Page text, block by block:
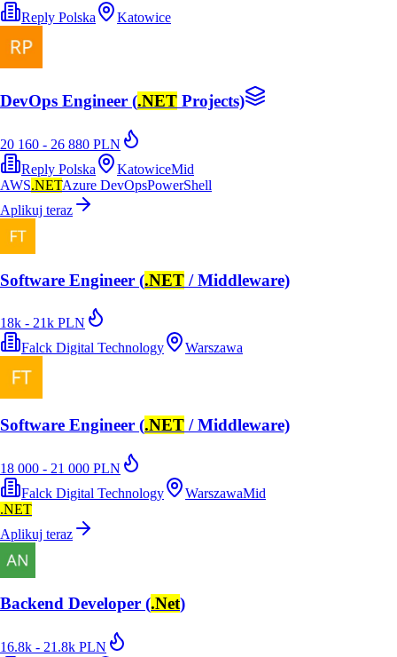
Reply Polska
Katowice
DevOps Engineer (.NET Projects)
20 160 - 26 880 PLN
Reply Polska
KatowiceMid
AWS.NETAzure DevOpsPowerShell
Aplikuj teraz
Software Engineer (.NET / Middleware)
18k - 21k PLN
Falck Digital Technology
Warszawa
Software Engineer (.NET / Middleware)
18 000 - 21 000 PLN
Falck Digital Technology
WarszawaMid
.NET
Aplikuj teraz
Backend Developer (.Net)
16.8k - 21.8k PLN